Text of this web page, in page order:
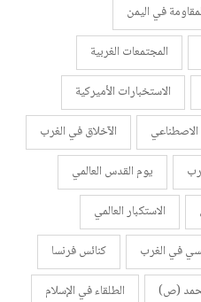
في اليمن
المجتمعات الغربية
الاستخبارات الأميركية
الاصطناعي
الآخلاق في الغرب
يوم القدس العالمي
الاستكبار العالمي
في الغرب
كنائس فرنسا
(ص)
الطلقاء في الإسلام